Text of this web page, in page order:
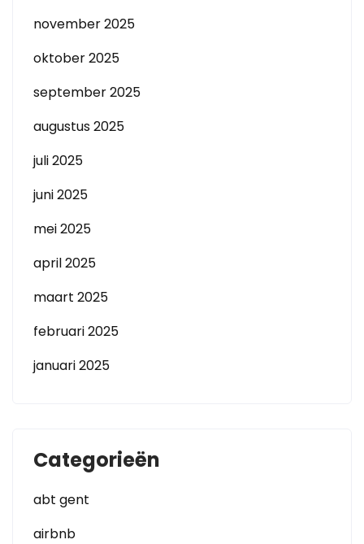
november 2025
oktober 2025
september 2025
augustus 2025
juli 2025
juni 2025
mei 2025
april 2025
maart 2025
februari 2025
januari 2025
Categorieën
abt gent
airbnb